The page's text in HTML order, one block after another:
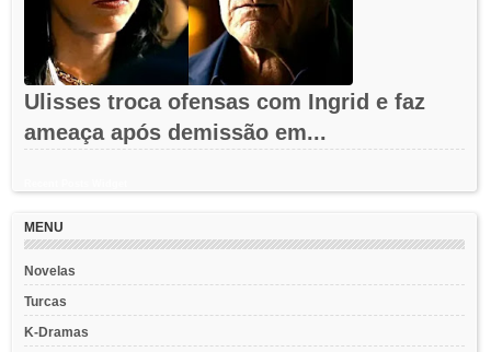
Ulisses troca ofensas com Ingrid e faz
ameaça após demissão em...
MENU
Novelas
Turcas
K-Dramas